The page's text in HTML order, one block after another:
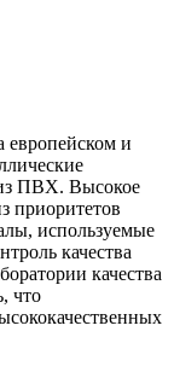
европейском и
ПВХ. Высокое
приоритетов
используемые
качества
качества
что